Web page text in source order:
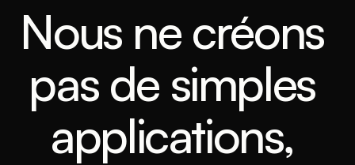
Nous ne créons
pas de simples
applications,